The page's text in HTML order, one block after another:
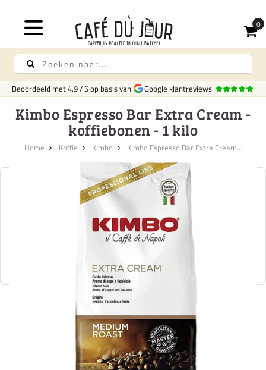
Beoordeeld met4.9/5op basis van Google klantreviews
Kimbo Espresso Bar Extra Cream -
koffiebonen - 1 kilo
Home Koffie Kimbo Kimbo Espresso Bar Extra Cream...